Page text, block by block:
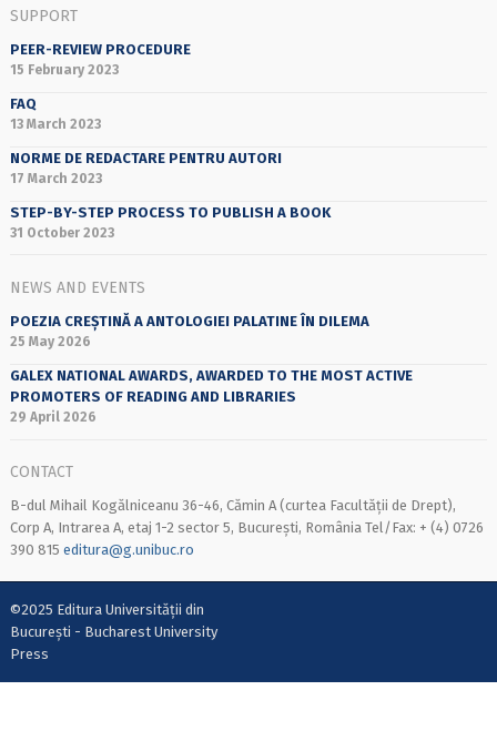
SUPPORT
PEER-REVIEW PROCEDURE
15 February 2023
FAQ
13 March 2023
NORME DE REDACTARE PENTRU AUTORI
17 March 2023
STEP-BY-STEP PROCESS TO PUBLISH A BOOK
31 October 2023
NEWS AND EVENTS
POEZIA CREȘTINĂ A ANTOLOGIEI PALATINE ÎN DILEMA
25 May 2026
GALEX NATIONAL AWARDS, AWARDED TO THE MOST ACTIVE
PROMOTERS OF READING AND LIBRARIES
29 April 2026
CONTACT
B-dul Mihail Kogălniceanu 36-46, Cămin A (curtea Facultății de Drept),
Corp A, Intrarea A, etaj 1-2 sector 5, București, România Tel/Fax: + (4) 0726
390 815 editura@g.unibuc.ro
©2025 Editura Universității din
București - Bucharest University
Press